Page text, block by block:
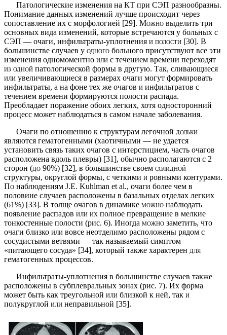
Патологические изменения на КТ при СЭП разно­образны.
Понимание данных изменений лучше про­исходит через
сопоставление их с морфологией [29]. Можно выделить три
основных вида изменений, кото­рые встречаются у больных с
СЭП — очаги, инфильтра­ты-уплотнения и полости [30]. В
большинстве случаев у одного больного присутствуют все эти
изменения одномоментно или с течением времени переходят
из одной патологической формы в другую. Так, сливаю­щиеся
или увеличивающиеся в размерах очаги могут формировать
инфильтраты, а на фоне тех же очагов и инфильтратов с
течением времени формируются полости распада.
Преобладает поражение обоих лег­ких, хотя односторонний
процесс может наблюдаться в самом начале заболевания.
Очаги по отношению к структурам легочной дольки
являются гематогенными (хаотичными — не удается
установить связь таких очагов с интерстицием, часть очагов
расположена вдоль плевры) [31], обычно распо­лагаются с 2
сторон (до 90%) [32], в большинстве своем солидной
структуры, округлой формы, с четкими и ровными контурами.
По наблюдениям J.E. Kuhlman et al., очаги более чем в
половине случаев расположены в базальных отделах легких
(61%) [33]. В толще очагов в динамике можно наблюдать
появление распадов или их полное превращение в мелкие
тонкостенные полости (рис. 6). Иногда можно заметить, что
очаги близко или вовсе неотделимо расположены рядом с
сосудистыми ветвями — так называемый симптом
«питающего сосуда» [34], который также характерен для
гематогенных процессов.
Инфильтраты-уплотнения в большинстве случаев также
расположены в субплевральных зонах (рис. 7). Их форма
может быть как треугольной или близ­кой к ней, так и
полукруглой или неправильной [35].